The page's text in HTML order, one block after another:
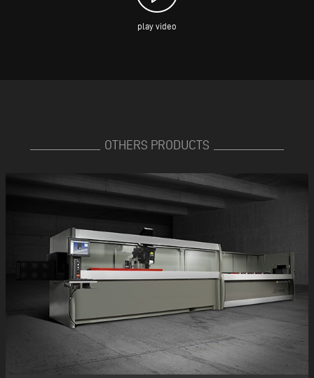
play video
OTHERS PRODUCTS